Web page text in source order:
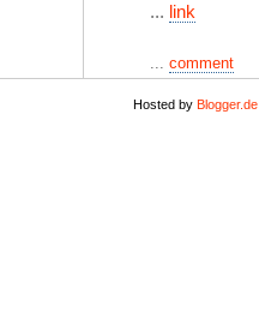
... link
... comment
Hosted by Blogger.de